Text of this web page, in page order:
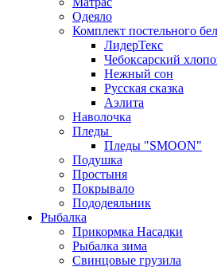
Одеяло
Комплект постельного
ЛидерТекс
Чебоксарский
Нежный сон
Русская сказка
Аэлита
Наволочка
Пледы
Пледы "SMOON"
Подушка
Простыня
Покрывало
Пододеяльник
Рыбалка
Прикормка Насадки
Рыбалка зима
Свинцовые грузила